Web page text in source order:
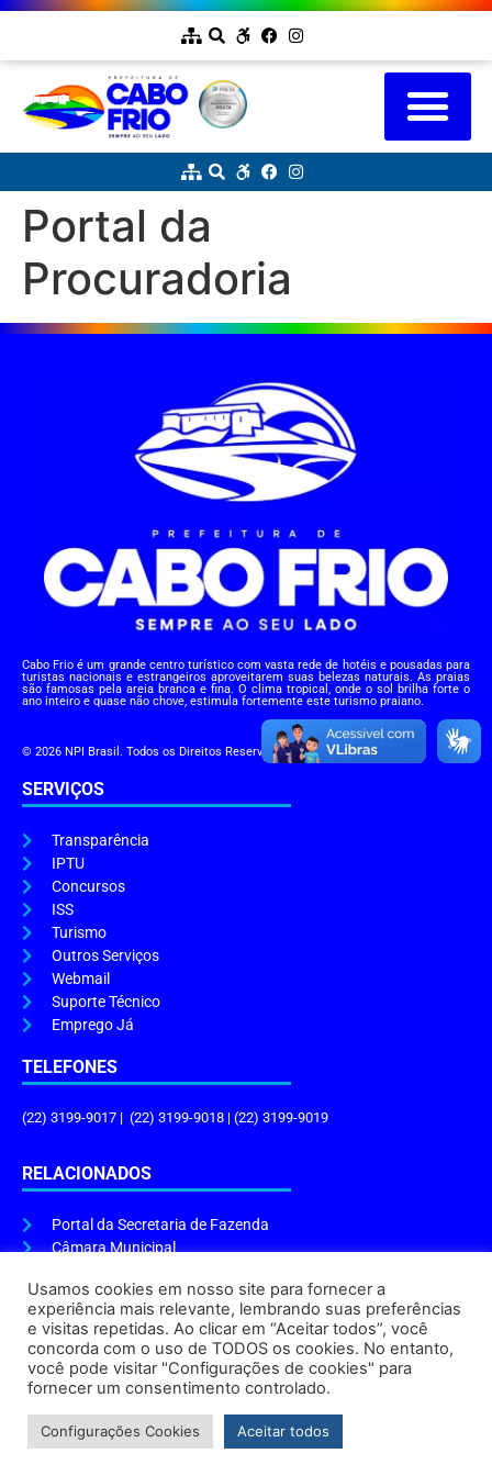
Portal da
Procuradoria
Cabo Frio é um grande centro turístico com vasta rede de hotéis e pousadas para
turistas nacionais e estrangeiros aproveitarem suas belezas naturais. As praias
são famosas pela areia branca e fina. O clima tropical, onde o sol brilha forte o
ano inteiro e quase não chove, estimula fortemente este turismo praiano.
© 2026 NPI Brasil. Todos os Direitos Reservados.
SERVIÇOS
Transparência
IPTU
Concursos
ISS
Turismo
Outros Serviços
Webmail
Suporte Técnico
Emprego Já
TELEFONES
(22) 3199-9017 | (22) 3199-9018 | (22) 3199-9019
RELACIONADOS
Portal da Secretaria de Fazenda
Câmara Municipal
ENDEREÇO E HORÁRIO
Endereço:Praça Tiradentes, s/n – Centro, Cabo Frio – RJ, 28906-290
Atendimento do Protocolo Geral da Prefeitura:9h às 16h
Horário de Funcionamento:8h às 17h
Usamos cookies em nosso site para fornecer a
experiência mais relevante, lembrando suas preferências
e visitas repetidas. Ao clicar em “Aceitar todos”, você
concorda com o uso de TODOS os cookies. No entanto,
você pode visitar "Configurações de cookies" para
fornecer um consentimento controlado.
Configurações Cookies Aceitar todos